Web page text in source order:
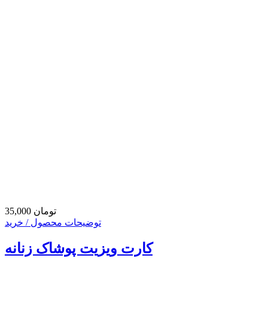
35,000 تومان
توضیحات محصول / خرید
کارت ویزیت پوشاک زنانه